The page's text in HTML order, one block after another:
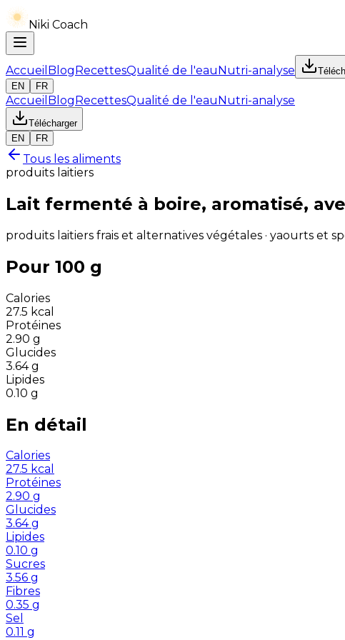
Niki Coach
Accueil BlogRecettesQualité de l'eauNutri-analyse
EN
FR
Accueil BlogRecettesQualité de l'eauNutri-analyse
Télécharger
EN
FR
Tous les aliments
produits laitiers
Lait fermenté à boire, aromatisé,
produits laitiers frais et alternatives végétales · yaourts et
Pour 100 g
Calories
27.5 kcal
Protéines
2.90 g
Glucides
3.64 g
Lipides
0.10 g
En détail
Calories
27.5 kcal
Protéines
2.90 g
Glucides
3.64 g
Lipides
0.10 g
Sucres
3.56 g
Fibres
0.35 g
Sel
0.11 g